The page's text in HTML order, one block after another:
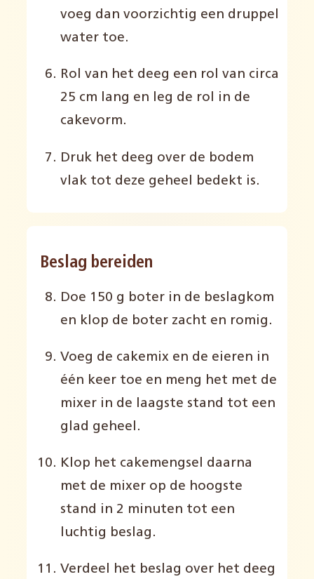
voeg dan voorzichtig een druppel
water toe.
Rol van het deeg een rol van circa
25 cm lang en leg de rol in de
cakevorm.
Druk het deeg over de bodem
vlak tot deze geheel bedekt is.
Beslag bereiden
Doe 150 g boter in de beslagkom
en klop de boter zacht en romig.
Voeg de cakemix en de eieren in
één keer toe en meng het met de
mixer in de laagste stand tot een
glad geheel.
Klop het cakemengsel daarna
met de mixer op de hoogste
stand in 2 minuten tot een
luchtig beslag.
Verdeel het beslag over het deeg